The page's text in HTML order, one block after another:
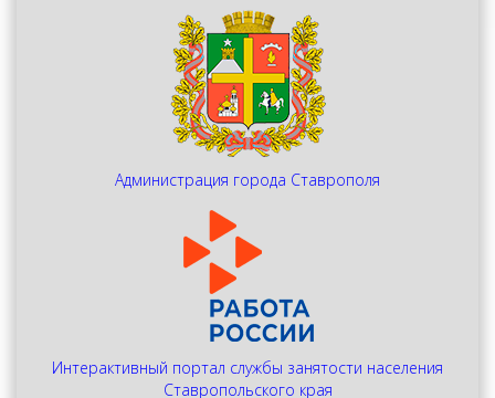
Администрация города Ставрополя
Интерактивный портал службы занятости населения
Ставропольского края